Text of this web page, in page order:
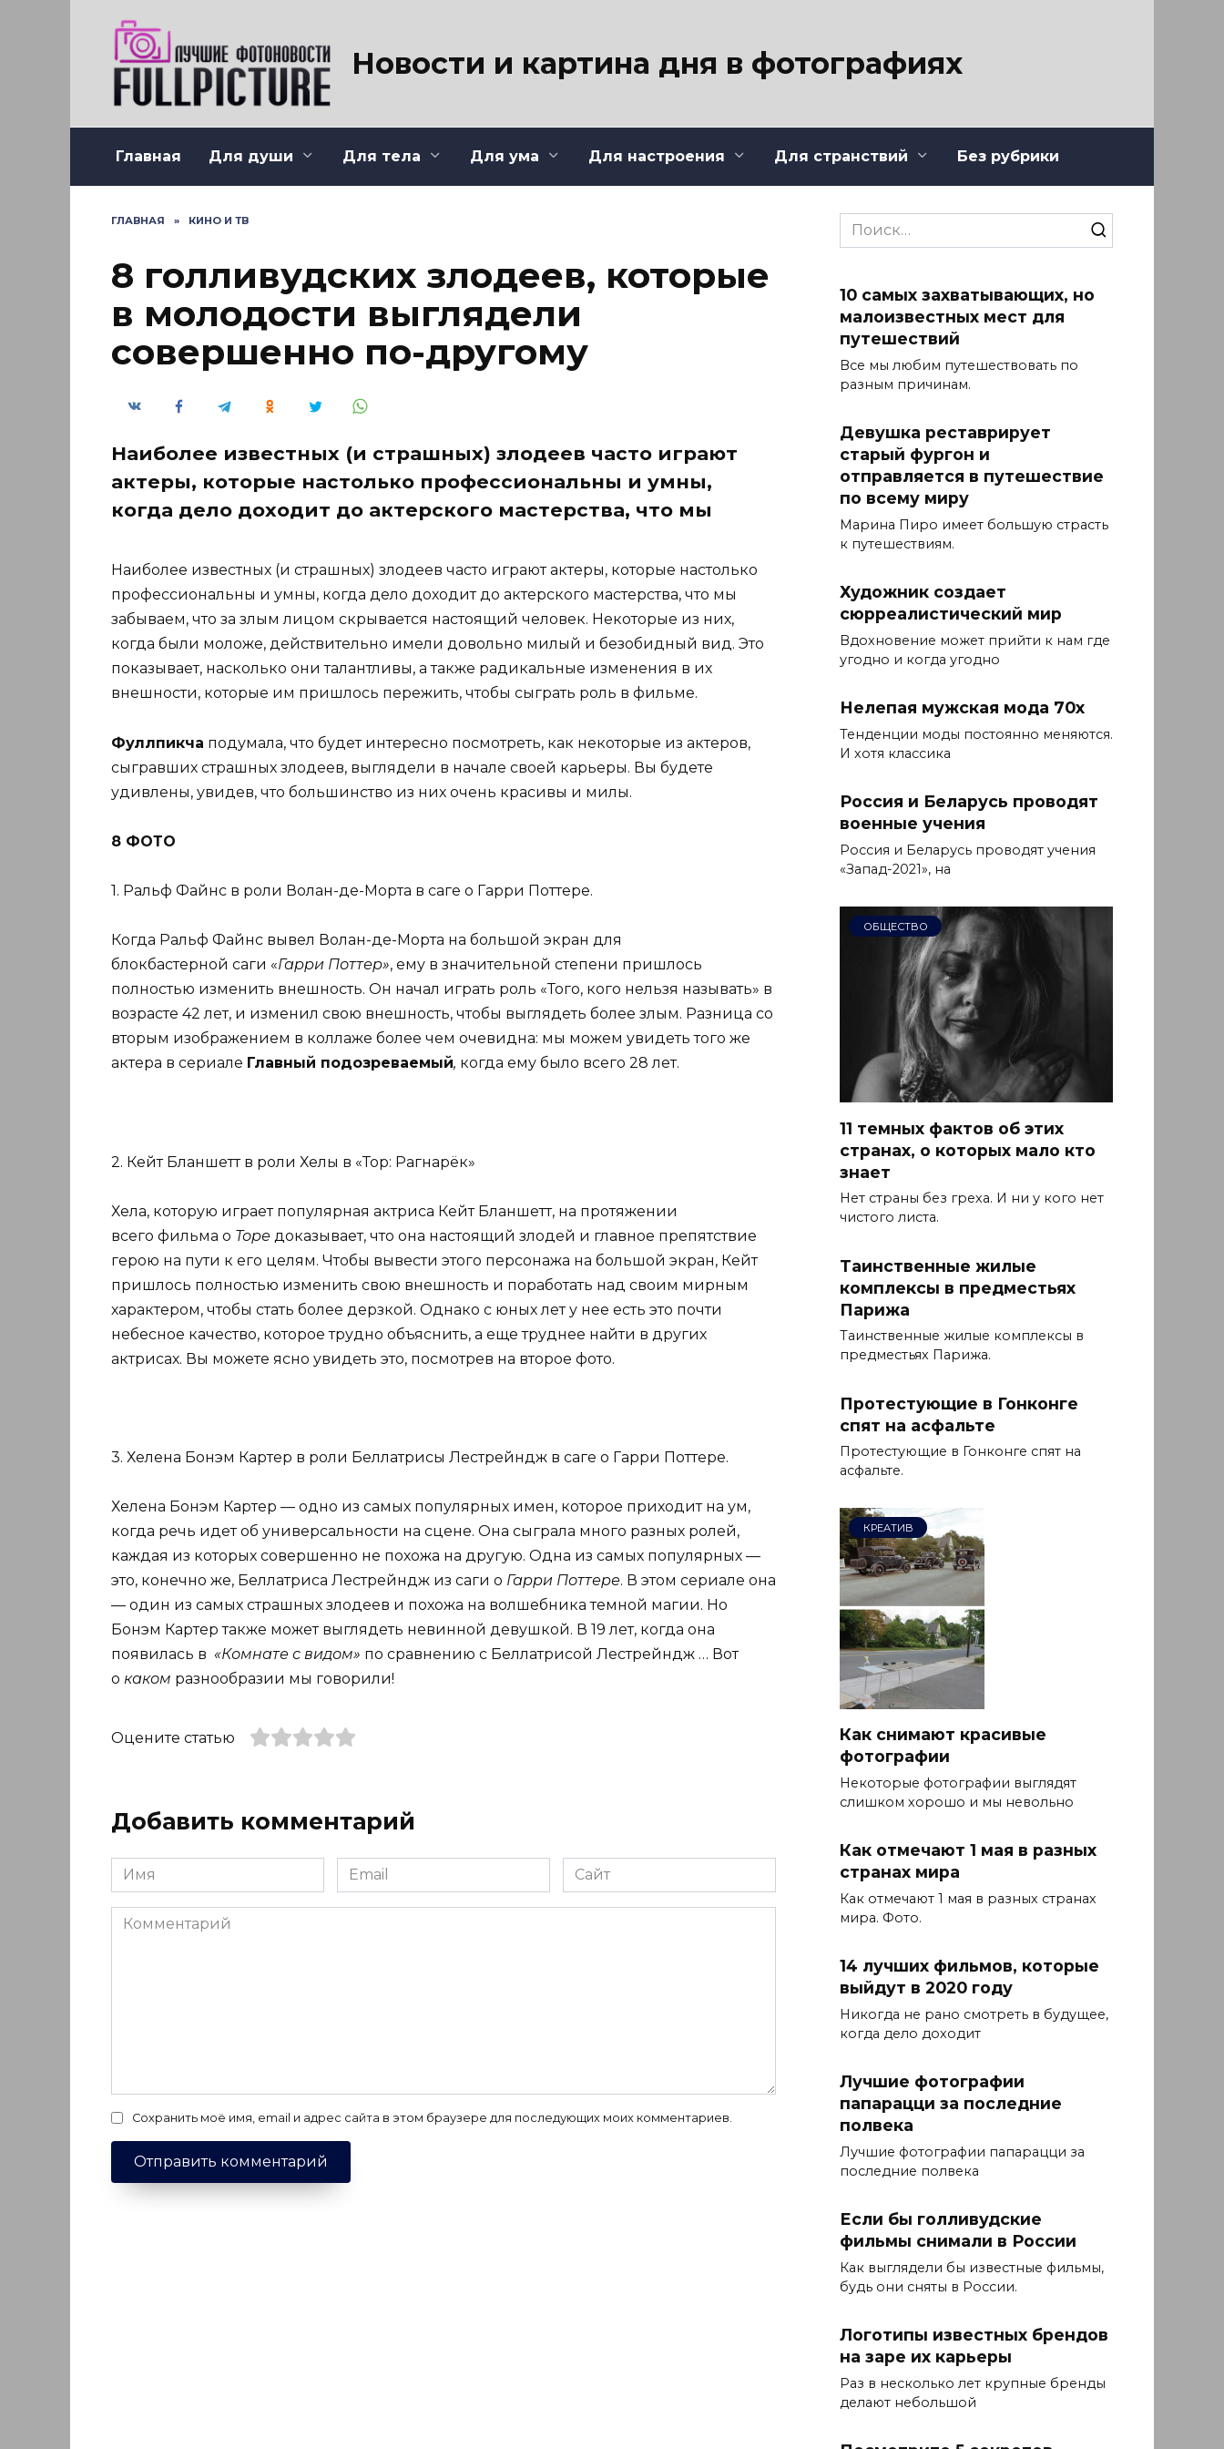
Новости и картина дня в фотографиях
Главная Для души Для тела Для ума Для настроения Для странствий Без рубрики
ГЛАВНАЯ » КИНО И ТВ
8 голливудских злодеев, которые
в молодости выглядели
совершенно по-другому
Наиболее известных (и страшных) злодеев часто играют
актеры, которые настолько профессиональны и умны,
когда дело доходит до актерского мастерства, что мы
Наиболее известных (и страшных) злодеев часто играют актеры, которые настолько
профессиональны и умны, когда дело доходит до актерского мастерства, что мы
забываем, что за злым лицом скрывается настоящий человек. Некоторые из них,
когда были моложе, действительно имели довольно милый и безобидный вид. Это
показывает, насколько они талантливы, а также радикальные изменения в их
внешности, которые им пришлось пережить, чтобы сыграть роль в фильме.
Фуллпикча подумала, что будет интересно посмотреть, как некоторые из актеров,
сыгравших страшных злодеев, выглядели в начале своей карьеры. Вы будете
удивлены, увидев, что большинство из них очень красивы и милы.
8 ФОТО
1. Ральф Файнс в роли Волан-де-Морта в саге о Гарри Поттере.
Когда Ральф Файнс вывел Волан-де-Морта на большой экран для
блокбастерной саги «Гарри Поттер», ему в значительной степени пришлось
полностью изменить внешность. Он начал играть роль «Того, кого нельзя называть» в
возрасте 42 лет, и изменил свою внешность, чтобы выглядеть более злым. Разница со
вторым изображением в коллаже более чем очевидна: мы можем увидеть того же
актера в сериале Главный подозреваемый, когда ему было всего 28 лет.
2. Кейт Бланшетт в роли Хелы в «Тор: Рагнарёк»
Хела, которую играет популярная актриса Кейт Бланшетт, на протяжении
всего фильма о Торе доказывает, что она настоящий злодей и главное препятствие
герою на пути к его целям. Чтобы вывести этого персонажа на большой экран, Кейт
пришлось полностью изменить свою внешность и поработать над своим мирным
характером, чтобы стать более дерзкой. Однако с юных лет у нее есть это почти
небесное качество, которое трудно объяснить, а еще труднее найти в других
актрисах. Вы можете ясно увидеть это, посмотрев на второе фото.
3. Хелена Бонэм Картер в роли Беллатрисы Лестрейндж в саге о Гарри Поттере.
Хелена Бонэм Картер — одно из самых популярных имен, которое приходит на ум,
когда речь идет об универсальности на сцене. Она сыграла много разных ролей,
каждая из которых совершенно не похожа на другую. Одна из самых популярных —
это, конечно же, Беллатриса Лестрейндж из саги о Гарри Поттере. В этом сериале она
— один из самых страшных злодеев и похожа на волшебника темной магии. Но
Бонэм Картер также может выглядеть невинной девушкой. В 19 лет, когда она
появилась в «Комнате с видом» по сравнению с Беллатрисой Лестрейндж … Вот
о каком разнообразии мы говорили!
Оцените статью
Добавить комментарий
Имя
*
Email
*
Сайт
Комментарий
Сохранить моё имя, email и адрес сайта в этом браузере для последующих моих комментариев.
Search
for:
10 самых захватывающих, но
малоизвестных мест для
путешествий
Все мы любим путешествовать по
разным причинам.
Девушка реставрирует
старый фургон и
отправляется в путешествие
по всему миру
Марина Пиро имеет большую страсть
к путешествиям.
Художник создает
сюрреалистический мир
Вдохновение может прийти к нам где
угодно и когда угодно
Нелепая мужская мода 70х
Тенденции моды постоянно меняются.
И хотя классика
Россия и Беларусь проводят
военные учения
Россия и Беларусь проводят учения
«Запад-2021», на
ОБЩЕСТВО
11 темных фактов об этих
странах, о которых мало кто
знает
Нет страны без греха. И ни у кого нет
чистого листа.
Таинственные жилые
комплексы в предместьях
Парижа
Таинственные жилые комплексы в
предместьях Парижа.
Протестующие в Гонконге
спят на асфальте
Протестующие в Гонконге спят на
асфальте.
КРЕАТИВ
Как снимают красивые
фотографии
Некоторые фотографии выглядят
слишком хорошо и мы невольно
Как отмечают 1 мая в разных
странах мира
Как отмечают 1 мая в разных странах
мира. Фото.
14 лучших фильмов, которые
выйдут в 2020 году
Никогда не рано смотреть в будущее,
когда дело доходит
Лучшие фотографии
папарацци за последние
полвека
Лучшие фотографии папарацци за
последние полвека
Если бы голливудские
фильмы снимали в России
Как выглядели бы известные фильмы,
будь они сняты в России.
Логотипы известных брендов
на заре их карьеры
Раз в несколько лет крупные бренды
делают небольшой